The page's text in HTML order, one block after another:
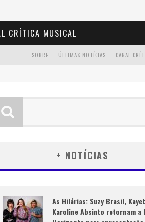
CRÍTICA MUSICAL
CANAL
ÚLTIMAS NOTÍCIAS
SOBRE
+ NOTÍCIAS
As Hilárias: Suzy Brasil,
Karoline Absinto retornam a